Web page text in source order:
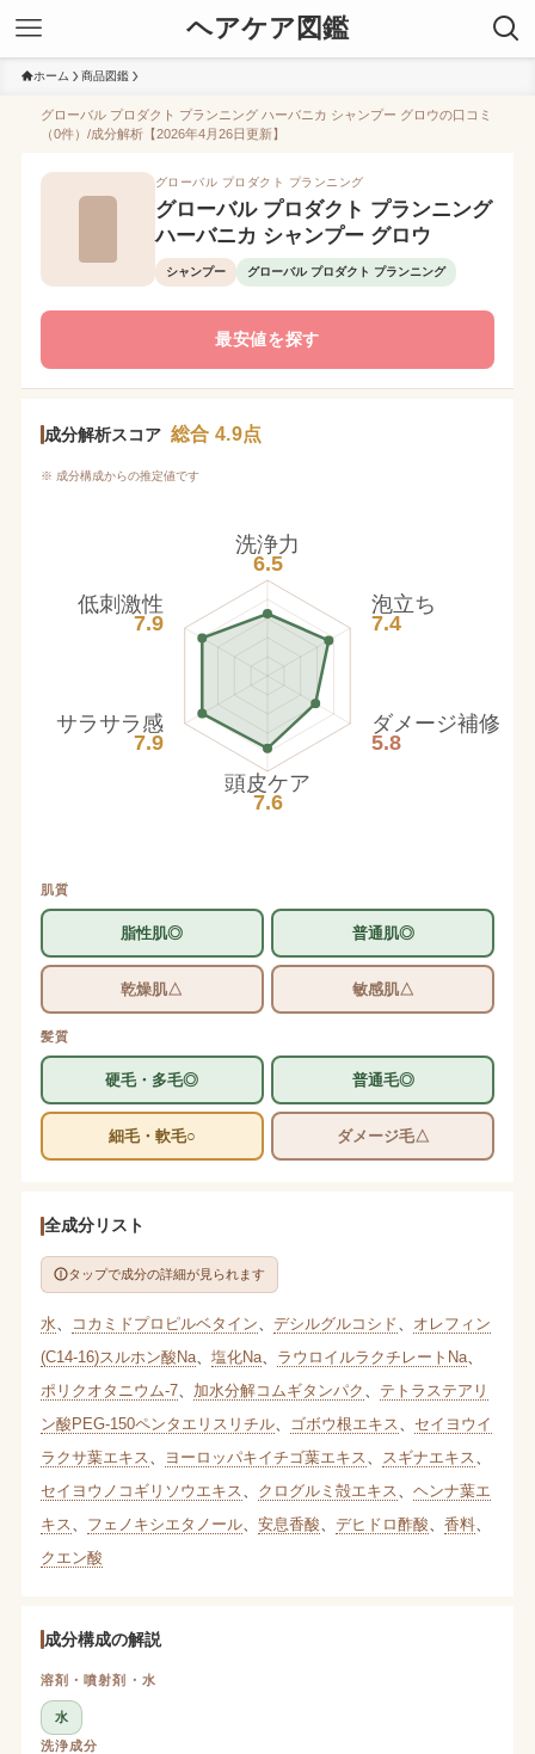
ヘアケア図鑑
ホーム 商品図鑑
グローバル プロダクト プランニング ハーバニカ シャンプー グロウの口コミ
（0件）/成分解析【2026年4月26日更新】
グローバル プロダクト プランニング
グローバル プロダクト プランニング
ハーバニカ シャンプー グロウ
シャンプー グローバル プロダクト プランニング
最安値を探す
成分解析スコア 総合 4.9点
※ 成分構成からの推定値です
洗浄力
6.5
泡立ち
7.4
ダメージ補修
5.8
頭皮ケア
7.6
サラサラ感
7.9
低刺激性
7.9
肌質
脂性肌◎ 普通肌◎
乾燥肌△ 敏感肌△
髪質
硬毛・多毛◎ 普通毛◎
細毛・軟毛○ ダメージ毛△
全成分リスト
タップで成分の詳細が見られます
水 コカミドプロピルベタイン デシルグルコシド
オレフィン
(C14-16)スルホン酸Na、 塩化Na、 ラウロイルラクチレートNa、
ポリクオタニウム-7、 加水分解コムギタンパク
テトラステアリ
ン酸PEG-150ペンタエリスリチル、 ゴボウ根エキス
セイヨウイ
ラクサ葉エキス
ヨーロッパキイチゴ葉エキス スギナエキス
セイヨウノコギリソウエキス
クログルミ殻エキス
ヘンナ葉エ
キス
フェノキシエタノール、 安息香酸 デヒドロ酢酸 香料、
クエン酸
成分構成の解説
溶剤・噴射剤・水
水
洗浄成分